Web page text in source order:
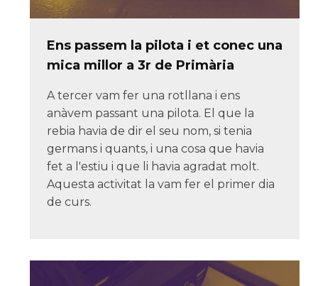
Ens passem la pilota i et conec una
mica millor a 3r de Primària
A tercer vam fer una rotllana i ens
anàvem passant una pilota. El que la
rebia havia de dir el seu nom, si tenia
germans i quants, i una cosa que havia
fet a l'estiu i que li havia agradat molt.
Aquesta activitat la vam fer el primer dia
de curs.